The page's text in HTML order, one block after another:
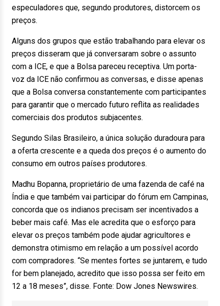
especuladores que, segundo produtores, distorcem os
preços.
Alguns dos grupos que estão trabalhando para elevar os
preços disseram que já conversaram sobre o assunto
com a ICE, e que a Bolsa pareceu receptiva. Um porta-
voz da ICE não confirmou as conversas, e disse apenas
que a Bolsa conversa constantemente com participantes
para garantir que o mercado futuro reflita as realidades
comerciais dos produtos subjacentes.
Segundo Silas Brasileiro, a única solução duradoura para
a oferta crescente e a queda dos preços é o aumento do
consumo em outros países produtores.
Madhu Bopanna, proprietário de uma fazenda de café na
Índia e que também vai participar do fórum em Campinas,
concorda que os indianos precisam ser incentivados a
beber mais café. Mas ele acredita que o esforço para
elevar os preços também pode ajudar agricultores e
demonstra otimismo em relação a um possível acordo
com compradores. “Se mentes fortes se juntarem, e tudo
for bem planejado, acredito que isso possa ser feito em
12 a 18 meses”, disse. Fonte: Dow Jones Newswires.